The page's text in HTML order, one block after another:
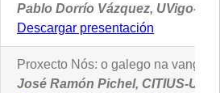
Pablo Dorrío Vázquez, UVigo-
Descargar presentación
Proxecto Nós: o galego na
José Ramón Pichel, CITIUS-USC